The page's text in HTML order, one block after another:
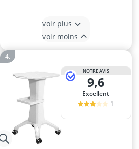
voir plus
voir moins
NOTRE AVIS
9,6
Excellent
1